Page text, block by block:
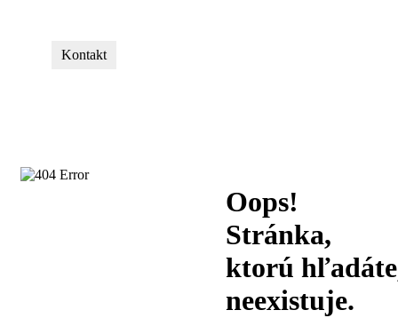
Kontakt
Oops!
Stránka,
ktorú
neexistuje.